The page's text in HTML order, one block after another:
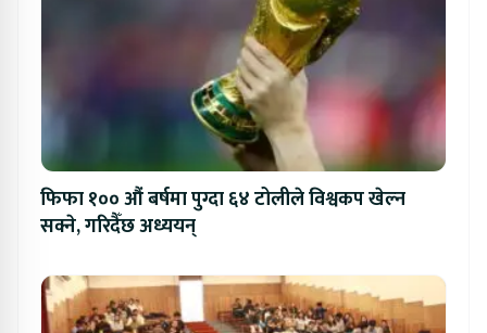
फिफा १०० औं बर्षमा पुग्दा ६४ टोलीले विश्वकप खेल्न
सक्ने, गरिदैँछ अध्ययन्